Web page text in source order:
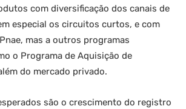
com diversificação dos canais de
especial os circuitos curtos, e com
mas a outros programas
o Programa de Aquisição de
do mercado privado.
são o crescimento do registro